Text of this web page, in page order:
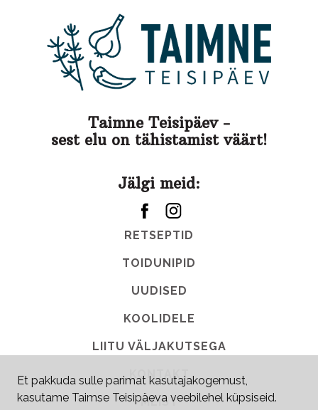
Taimne Teisipäev -
sest elu on tähistamist väärt!
Jälgi meid:
RETSEPTID
TOIDUNIPID
UUDISED
KOOLIDELE
LIITU VÄLJAKUTSEGA
KONTAKT
MEIST
Et pakkuda sulle parimat kasutajakogemust,
kasutame Taimse Teisipäeva veebilehel küpsiseid.